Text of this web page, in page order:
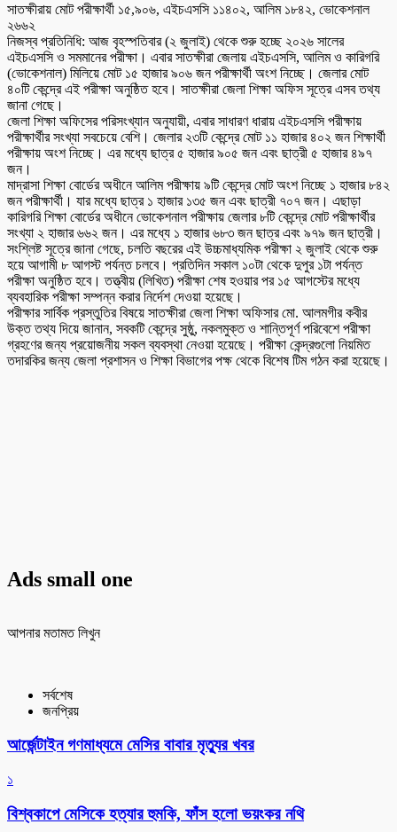
সাতক্ষীরায় মোট পরীক্ষার্থী ১৫,৯০৬, এইচএসসি ১১৪০২, আলিম ১৮৪২, ভোকেশনাল
২৬৬২
নিজস্ব প্রতিনিধি: আজ বৃহস্পতিবার (২ জুলাই) থেকে শুরু হচ্ছে ২০২৬ সালের
এইচএসসি ও সমমানের পরীক্ষা। এবার সাতক্ষীরা জেলায় এইচএসসি, আলিম ও কারিগরি
(ভোকেশনাল) মিলিয়ে মোট ১৫ হাজার ৯০৬ জন পরীক্ষার্থী অংশ নিচ্ছে। জেলার মোট
৪০টি কেন্দ্রে এই পরীক্ষা অনুষ্ঠিত হবে। সাতক্ষীরা জেলা শিক্ষা অফিস সূত্রে এসব তথ্য
জানা গেছে।
জেলা শিক্ষা অফিসের পরিসংখ্যান অনুযায়ী, এবার সাধারণ ধারায় এইচএসসি পরীক্ষায়
পরীক্ষার্থীর সংখ্যা সবচেয়ে বেশি। জেলার ২৩টি কেন্দ্রে মোট ১১ হাজার ৪০২ জন শিক্ষার্থী
পরীক্ষায় অংশ নিচ্ছে। এর মধ্যে ছাত্র ৫ হাজার ৯০৫ জন এবং ছাত্রী ৫ হাজার ৪৯৭
জন।
মাদ্রাসা শিক্ষা বোর্ডের অধীনে আলিম পরীক্ষায় ৯টি কেন্দ্রে মোট অংশ নিচ্ছে ১ হাজার ৮৪২
জন পরীক্ষার্থী। যার মধ্যে ছাত্র ১ হাজার ১৩৫ জন এবং ছাত্রী ৭০৭ জন। এছাড়া
কারিগরি শিক্ষা বোর্ডের অধীনে ভোকেশনাল পরীক্ষায় জেলার ৮টি কেন্দ্রে মোট পরীক্ষার্থীর
সংখ্যা ২ হাজার ৬৬২ জন। এর মধ্যে ১ হাজার ৬৮৩ জন ছাত্র এবং ৯৭৯ জন ছাত্রী।
সংশ্লিষ্ট সূত্রে জানা গেছে, চলতি বছরের এই উচ্চমাধ্যমিক পরীক্ষা ২ জুলাই থেকে শুরু
হয়ে আগামী ৮ আগস্ট পর্যন্ত চলবে। প্রতিদিন সকাল ১০টা থেকে দুপুর ১টা পর্যন্ত
পরীক্ষা অনুষ্ঠিত হবে। তত্ত্বীয় (লিখিত) পরীক্ষা শেষ হওয়ার পর ১৫ আগস্টের মধ্যে
ব্যবহারিক পরীক্ষা সম্পন্ন করার নির্দেশ দেওয়া হয়েছে।
পরীক্ষার সার্বিক প্রস্তুতির বিষয়ে সাতক্ষীরা জেলা শিক্ষা অফিসার মো. আলমগীর কবীর
উক্ত তথ্য দিয়ে জানান, সবকটি কেন্দ্রে সুষ্ঠু, নকলমুক্ত ও শান্তিপূর্ণ পরিবেশে পরীক্ষা
গ্রহণের জন্য প্রয়োজনীয় সকল ব্যবস্থা নেওয়া হয়েছে। পরীক্ষা কেন্দ্রগুলো নিয়মিত
তদারকির জন্য জেলা প্রশাসন ও শিক্ষা বিভাগের পক্ষ থেকে বিশেষ টিম গঠন করা হয়েছে।
Ads small one
আপনার মতামত লিখুন
সর্বশেষ
জনপ্রিয়
আর্জেন্টাইন গণমাধ্যমে মেসির বাবার মৃত্যুর খবর
১
বিশ্বকাপে মেসিকে হত্যার হুমকি, ফাঁস হলো ভয়ংকর নথি